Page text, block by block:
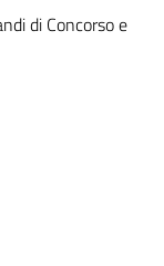
di Concorso e